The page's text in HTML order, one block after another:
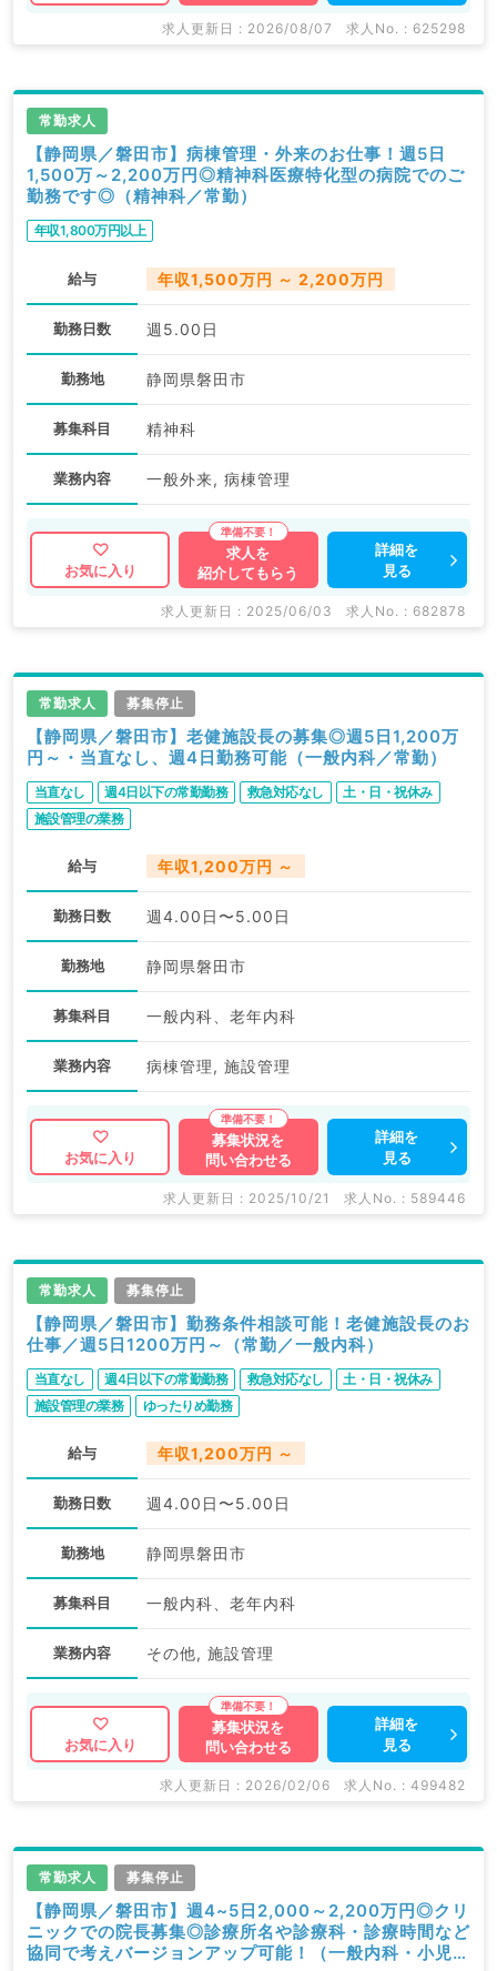
求人更新日 : 2026/08/07 求人No. : 625298
常勤求人
【静岡県／磐田市】病棟管理・外来のお仕事！週5日
1,500万～2,200万円◎精神科医療特化型の病院でのご
勤務です◎（精神科／常勤）
年収1,800万円以上
給与 年収1,500万円 ～ 2,200万円
勤務日数 週5.00日
勤務地 静岡県磐田市
募集科目 精神科
業務内容 一般外来, 病棟管理
お気に入り
求人を
紹介してもらう
詳細を
見る
求人更新日 : 2025/06/03 求人No. : 682878
常勤求人 募集停止
【静岡県／磐田市】老健施設長の募集◎週5日1,200万
円～・当直なし、週4日勤務可能（一般内科／常勤）
当直なし 週4日以下の常勤勤務 救急対応なし
土・日・祝休み
施設管理の業務
給与 年収1,200万円 ～
勤務日数 週4.00日〜5.00日
勤務地 静岡県磐田市
募集科目 一般内科、老年内科
業務内容 病棟管理, 施設管理
お気に入り
募集状況を
問い合わせる
詳細を
見る
求人更新日 : 2025/10/21 求人No. : 589446
常勤求人 募集停止
【静岡県／磐田市】勤務条件相談可能！老健施設長のお
仕事／週5日1200万円～（常勤／一般内科）
当直なし 週4日以下の常勤勤務 救急対応なし
土・日・祝休み
施設管理の業務
ゆったりめ勤務
給与 年収1,200万円 ～
勤務日数 週4.00日〜5.00日
勤務地 静岡県磐田市
募集科目 一般内科、老年内科
業務内容 その他, 施設管理
お気に入り
募集状況を
問い合わせる
詳細を
見る
求人更新日 : 2026/02/06 求人No. : 499482
常勤求人 募集停止
【静岡県／磐田市】週4~5日2,000～2,200万円◎クリ
ニックでの院長募集◎診療所名や診療科・診療時間など
協同で考えバージョンアップ可能！（一般内科・小児科